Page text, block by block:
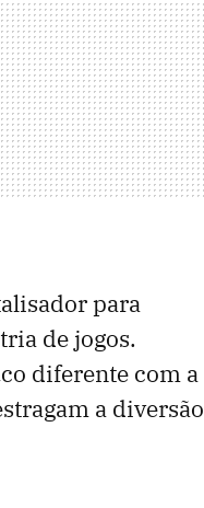
para
de jogos.
diferente com a
a diversão